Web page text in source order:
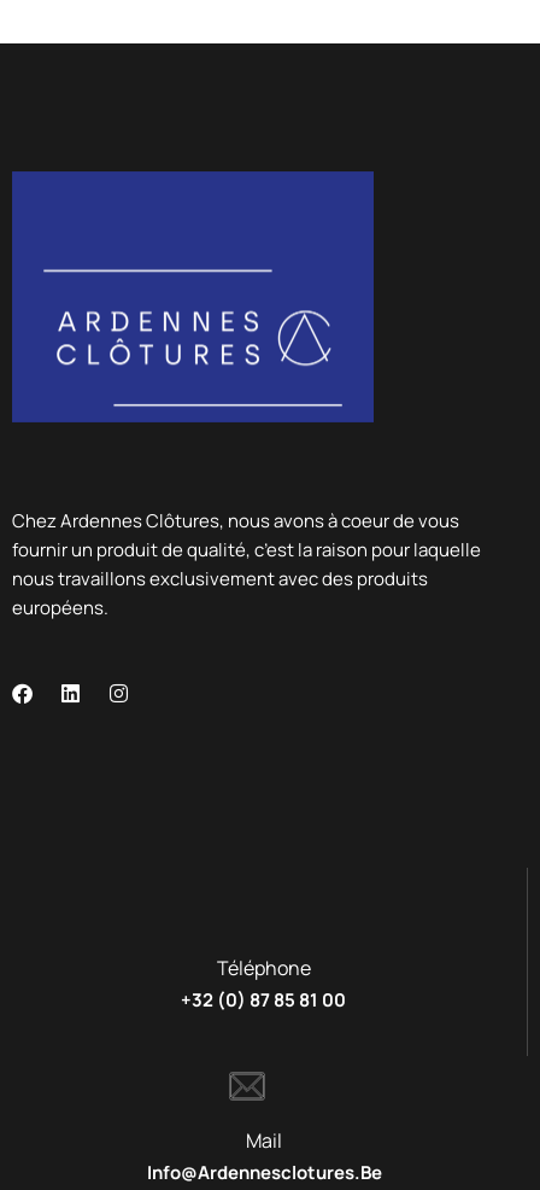
Chez Ardennes Clôtures, nous avons à coeur de vous
fournir un produit de qualité, c’est la raison pour laquelle
nous travaillons exclusivement avec des produits
européens.
Téléphone
+32 (0) 87 85 81 00
Mail
Info@ardennesclotures.be